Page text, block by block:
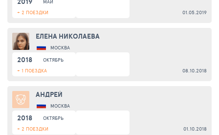
МАЙ
+ 2 ПОЕЗДКИ
01.05.2019
ЕЛЕНА НИКОЛАЕВА
МОСКВА
2018
ОКТЯБРЬ
+ 1 ПОЕЗДКА
08.10.2018
АНДРЕЙ
МОСКВА
2018
ОКТЯБРЬ
+ 2 ПОЕЗДКИ
01.10.2018